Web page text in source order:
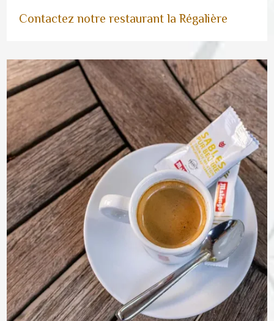
Contactez notre restaurant la Régalière